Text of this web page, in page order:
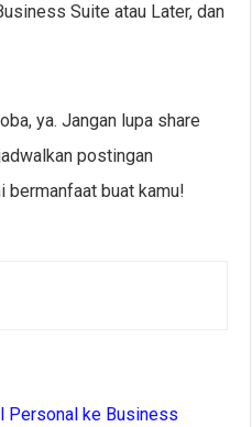
Suite atau Later, dan
ya. Jangan lupa share
postingan
bermanfaat buat kamu!
Personal ke Business